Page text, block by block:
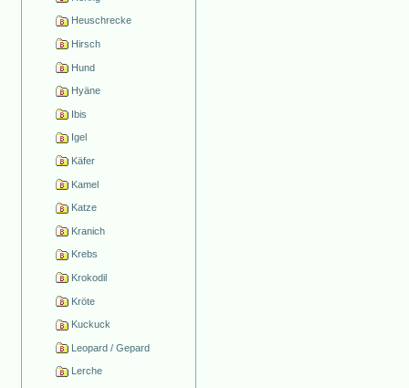
Heuschrecke
Hirsch
Hund
Hyäne
Ibis
Igel
Käfer
Kamel
Katze
Kranich
Krebs
Krokodil
Kröte
Kuckuck
Leopard / Gepard
Lerche